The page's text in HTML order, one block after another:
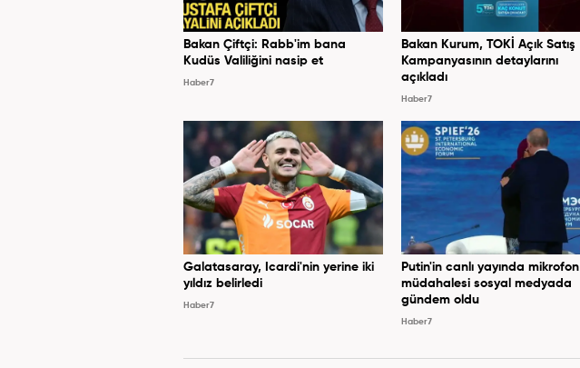
Bakan Çiftçi: Rabb'im bana
Kudüs Valiliğini nasip et
Haber7
Bakan Kurum, TOKİ Açık Satış
Kampanyasının detaylarını
açıkladı
Haber7
Galatasaray, Icardi'nin yerine iki
yıldız belirledi
Haber7
Putin'in canlı yayında mikrofon
müdahalesi sosyal medyada
gündem oldu
Haber7